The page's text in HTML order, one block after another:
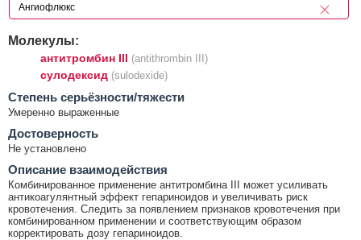
Молекулы:
антитромбин III (antithrombin III)
сулодексид (sulodexide)
Cтепень серьёзности/тяжести
Умеренно выраженные
Достоверность
Не установлено
Описание взаимодействия
Комбинированное применение антитромбина III может усиливать
антикоагулянтный эффект гепариноидов и увеличивать риск
кровотечения. Следить за появлением признаков кровотечения при
комбинированном применении и соответствующим образом
корректировать дозу гепариноидов.